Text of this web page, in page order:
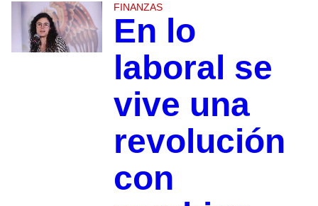
FINANZAS
En lo
laboral se
vive una
revolución
con